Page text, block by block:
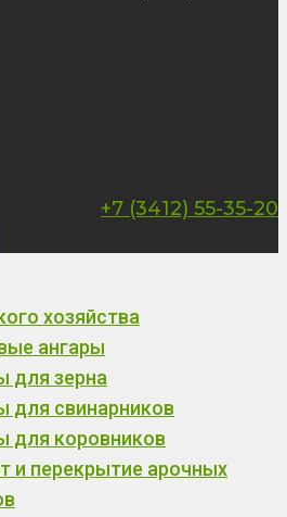
+7 (3412) 55-35-20
хозяйства
ангары
для зерна
для свинарников
для коровников
и перекрытие арочных